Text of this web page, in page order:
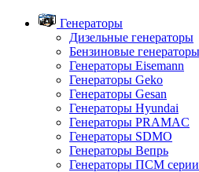
Генераторы
Дизельные генераторы
Бензиновые генераторы
Генераторы Eisemann
Генераторы Geko
Генераторы Gesan
Генераторы Hyundai
Генераторы PRAMAC
Генераторы SDMO
Генераторы Вепрь
Генераторы ПСМ